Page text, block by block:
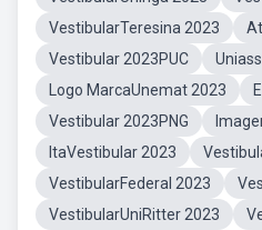
VestibularTeresina 2023
Vestibular 2023PUC
Logo MarcaUnemat 2023
Vestibular 2023PNG
ItaVestibular 2023
VestibularFederal 2023
VestibularUniRitter 2023